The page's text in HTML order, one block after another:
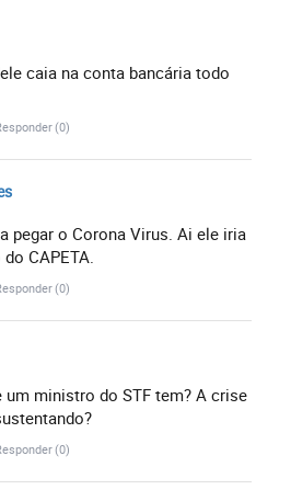
caia na conta bancária todo
(0)
pegar o Corona Virus. Ai ele iria
CAPETA.
(0)
um ministro do STF tem? A crise
(0)